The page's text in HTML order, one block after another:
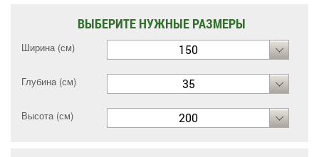
ВЫБЕРИТЕ НУЖНЫЕ РАЗМЕРЫ
Ширина (см) 150
Глубина (см) 35
Высота (см) 200